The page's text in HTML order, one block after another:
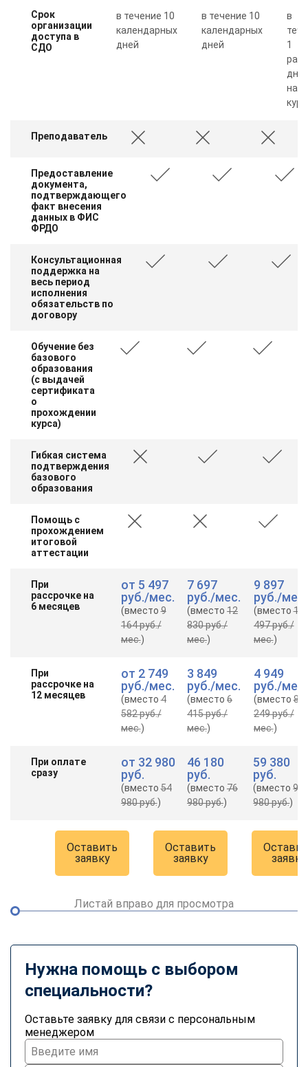
Срок
организации
доступа в
СДО
в течение 10
календарных
дней
в течение 10
календарных
дней
в
1
дня
Преподаватель
Предоставление
документа,
подтверждающего
факт внесения
данных в ФИС
ФРДО
Консультационная
поддержка на
весь период
исполнения
обязательств по
договору
Обучение без
базового
образования
(с выдачей
сертификата
о
прохождении
курса)
Гибкая система
подтверждения
базового
образования
Помощь с
прохождением
итоговой
аттестации
При
рассрочке на
6 месяцев
от 5 497
руб./мес.
(вместо9
164 руб./
мес.)
7 697
руб./мес.
(вместо12
830 руб./
мес.)
9 897
руб./мес.
(вместо16
497 руб./
мес.)
При
рассрочке на
12 месяцев
от 2 749
руб./мес.
(вместо4
582 руб./
мес.)
3 849
руб./мес.
(вместо6
415 руб./
мес.)
4 949
руб./мес.
(вместо8
249 руб./
мес.)
При оплате
сразу
от 32 980
руб.
(вместо54
980 руб.)
46 180
руб.
(вместо 76
980 руб.)
59 380
руб.
(вместо98
980 руб.)
Оставить
заявку
Оставить
заявку
заявку
Листай вправо для просмотра
Нужна помощь с выбором
специальности?
Оставьте заявку для связи с персональным
менеджером